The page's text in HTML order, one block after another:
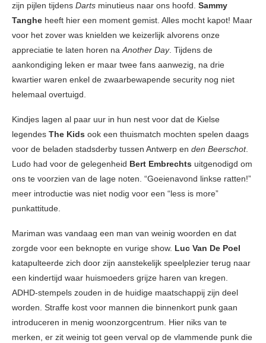
zijn pijlen tijdens Darts minutieus naar ons hoofd. Sammy
Tanghe heeft hier een moment gemist. Alles mocht kapot! Maar
voor het zover was knielden we keizerlijk alvorens onze
appreciatie te laten horen naAnother Day. Tijdens de
aankondiging leken er maar twee fans aanwezig, na drie
kwartier waren enkel de zwaarbewapende security nog niet
helemaal overtuigd.
Kindjes lagen al paar uur in hun nest voor dat de Kielse
legendes The Kids ook een thuismatch mochten spelen daags
voor de beladen stadsderby tussen Antwerp en den Beerschot.
Ludo had voor de gelegenheid Bert Embrechts uitgenodigd om
ons te voorzien van de lage noten. “Goeienavond linkse ratten!”
meer introductie was niet nodig voor een “less is more”
punkattitude.
Mariman was vandaag een man van weinig woorden en dat
zorgde voor een beknopte en vurige show. Luc Van De Poel
katapulteerde zich door zijn aanstekelijk speelplezier terug naar
een kindertijd waar huismoeders grijze haren van kregen.
ADHD-stempels zouden in de huidige maatschappij zijn deel
worden. Straffe kost voor mannen die binnenkort punk gaan
introduceren in menig woonzorgcentrum. Hier niks van te
merken, er zit weinig tot geen verval op de vlammende punk die